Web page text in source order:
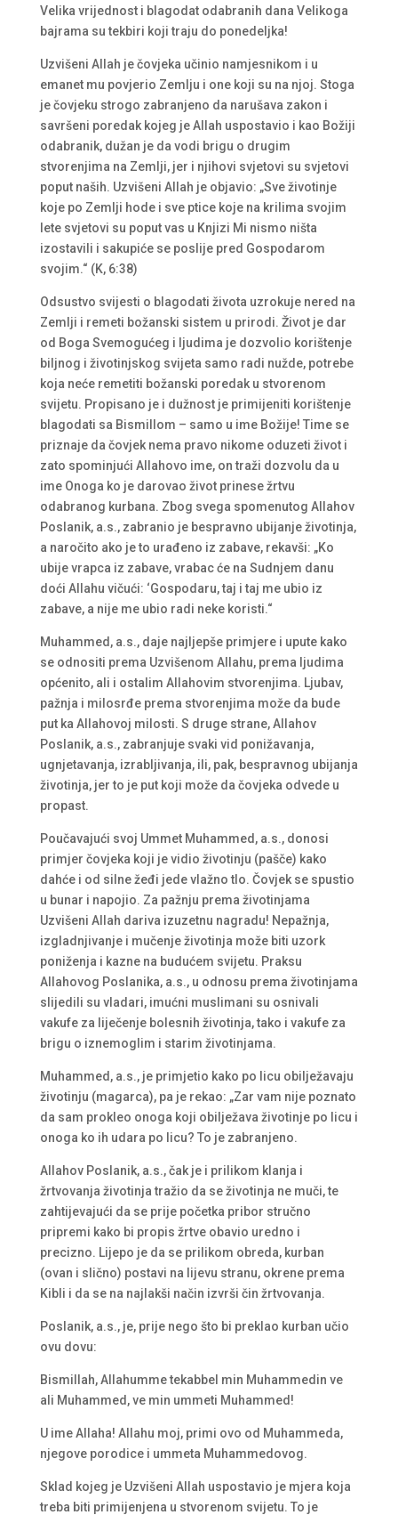
Velika vrijednost i blagodat odabranih dana Velikoga
bajrama su tekbiri koji traju do ponedeljka!
Uzvišeni Allah je čovjeka učinio namjesnikom i u
emanet mu povjerio Zemlju i one koji su na njoj. Stoga
je čovjeku strogo zabranjeno da narušava zakon i
savršeni poredak kojeg je Allah uspostavio i kao Božiji
odabranik, dužan je da vodi brigu o drugim
stvorenjima na Zemlji, jer i njihovi svjetovi su svjetovi
poput naših. Uzvišeni Allah je objavio: „Sve životinje
koje po Zemlji hode i sve ptice koje na krilima svojim
lete svjetovi su poput vas u Knjizi Mi nismo ništa
izostavili i sakupiće se poslije pred Gospodarom
svojim.“ (K, 6:38)
Odsustvo svijesti o blagodati života uzrokuje nered na
Zemlji i remeti božanski sistem u prirodi. Život je dar
od Boga Svemogućeg i ljudima je dozvolio korištenje
biljnog i životinjskog svijeta samo radi nužde, potrebe
koja neće remetiti božanski poredak u stvorenom
svijetu. Propisano je i dužnost je primijeniti korištenje
blagodati sa Bismillom – samo u ime Božije! Time se
priznaje da čovjek nema pravo nikome oduzeti život i
zato spominjući Allahovo ime, on traži dozvolu da u
ime Onoga ko je darovao život prinese žrtvu
odabranog kurbana. Zbog svega spomenutog Allahov
Poslanik, a.s., zabranio je bespravno ubijanje životinja,
a naročito ako je to urađeno iz zabave, rekavši: „Ko
ubije vrapca iz zabave, vrabac će na Sudnjem danu
doći Allahu vičući: ‘Gospodaru, taj i taj me ubio iz
zabave, a nije me ubio radi neke koristi.“
Muhammed, a.s., daje najljepše primjere i upute kako
se odnositi prema Uzvišenom Allahu, prema ljudima
općenito, ali i ostalim Allahovim stvorenjima. Ljubav,
pažnja i milosrđe prema stvorenjima može da bude
put ka Allahovoj milosti. S druge strane, Allahov
Poslanik, a.s., zabranjuje svaki vid ponižavanja,
ugnjetavanja, izrabljivanja, ili, pak, bespravnog ubijanja
životinja, jer to je put koji može da čovjeka odvede u
propast.
Poučavajući svoj Ummet Muhammed, a.s., donosi
primjer čovjeka koji je vidio životinju (pašče) kako
dahće i od silne žeđi jede vlažno tlo. Čovjek se spustio
u bunar i napojio. Za pažnju prema životinjama
Uzvišeni Allah dariva izuzetnu nagradu! Nepažnja,
izgladnjivanje i mučenje životinja može biti uzork
poniženja i kazne na budućem svijetu. Praksu
Allahovog Poslanika, a.s., u odnosu prema životinjama
slijedili su vladari, imućni muslimani su osnivali
vakufe za liječenje bolesnih životinja, tako i vakufe za
brigu o iznemoglim i starim životinjama.
Muhammed, a.s., je primjetio kako po licu obilježavaju
životinju (magarca), pa je rekao: „Zar vam nije poznato
da sam prokleo onoga koji obilježava životinje po licu i
onoga ko ih udara po licu? To je zabranjeno.
Allahov Poslanik, a.s., čak je i prilikom klanja i
žrtvovanja životinja tražio da se životinja ne muči, te
zahtijevajući da se prije početka pribor stručno
pripremi kako bi propis žrtve obavio uredno i
precizno. Lijepo je da se prilikom obreda, kurban
(ovan i slično) postavi na lijevu stranu, okrene prema
Kibli i da se na najlakši način izvrši čin žrtvovanja.
Poslanik, a.s., je, prije nego što bi preklao kurban učio
ovu dovu:
Bismillah, Allahumme tekabbel min Muhammedin ve
ali Muhammed, ve min ummeti Muhammed!
U ime Allaha! Allahu moj, primi ovo od Muhammeda,
njegove porodice i ummeta Muhammedovog.
Sklad kojeg je Uzvišeni Allah uspostavio je mjera koja
treba biti primijenjena u stvorenom svijetu. To je